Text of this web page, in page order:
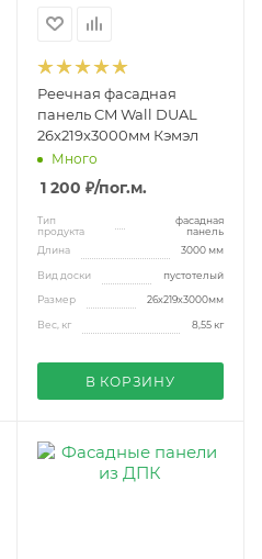
Реечная фасадная
панель CM Wall DUAL
26x219x3000мм Кэмэл
Много
1 200 ₽/пог.м.
Тип
продукта
фасадная
панель
Длина
3000 мм
Вид доски пустотелый
Размер 26x219x3000мм
Вес, кг 8,55 кг
В КОРЗИНУ